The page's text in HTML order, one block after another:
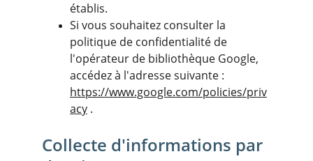
établis.
Si vous souhaitez consulter la
politique de confidentialité de
l'opérateur de bibliothèque Google,
accédez à l'adresse suivante :
https://www.google.com/policies/priv
acy .
Collecte d'informations par